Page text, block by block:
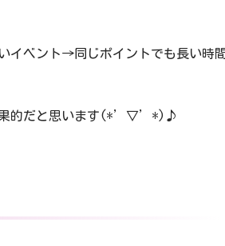
イベント→同じポイントでも長い時
果的だと思います(*’▽’*)♪